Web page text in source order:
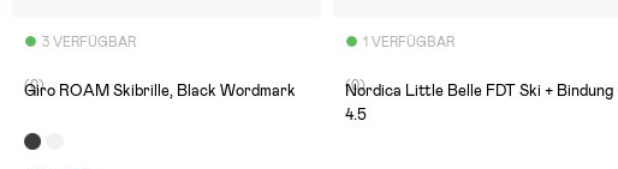
3 VERFÜGBAR
(0)
Giro ROAM Skibrille, Black Wordmark
1 VERFÜGBAR
(0)
Nordica Little Belle FDT Ski + Bindung
4.5